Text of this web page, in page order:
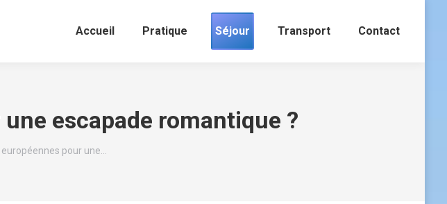
Accueil Pratique Séjour Transport Contact
escapade romantique ?
pour une…